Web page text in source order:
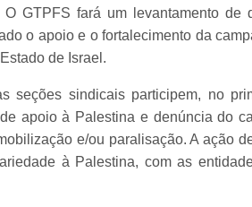
GTPFS fará um levantamento de
o apoio e o fortalecimento da
de Israel.
seções sindicais participem, no
apoio à Palestina e denúncia do
e/ou paralisação. A ação
à Palestina, com as